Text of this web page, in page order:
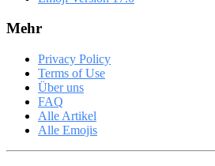
Mehr
Privacy Policy
Terms of Use
Über uns
FAQ
Alle Artikel
Alle Emojis